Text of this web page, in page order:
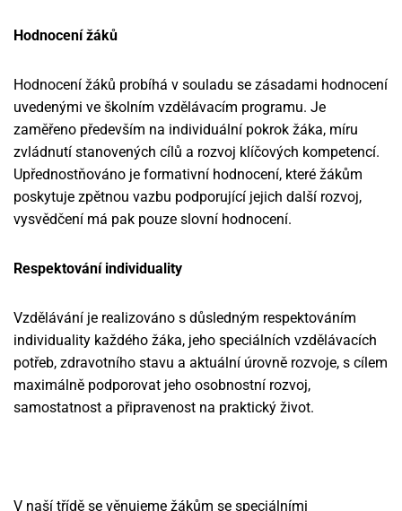
Hodnocení žáků
Hodnocení žáků probíhá v souladu se zásadami hodnocení
uvedenými ve školním vzdělávacím programu. Je
zaměřeno především na individuální pokrok žáka, míru
zvládnutí stanovených cílů a rozvoj klíčových kompetencí.
Upřednostňováno je formativní hodnocení, které žákům
poskytuje zpětnou vazbu podporující jejich další rozvoj,
vysvědčení má pak pouze slovní hodnocení.
Respektování individuality
Vzdělávání je realizováno s důsledným respektováním
individuality každého žáka, jeho speciálních vzdělávacích
potřeb, zdravotního stavu a aktuální úrovně rozvoje, s cílem
maximálně podporovat jeho osobnostní rozvoj,
samostatnost a připravenost na praktický život.
V naší třídě se věnujeme žákům se speciálními